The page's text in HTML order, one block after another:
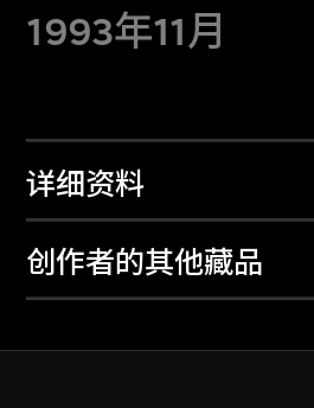
1993年11月
详细资料
创作者的其他藏品